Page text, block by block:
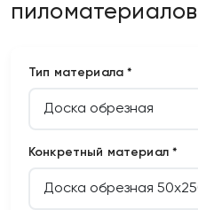
пиломатериалов
Тип материала *
Конкретный материал *